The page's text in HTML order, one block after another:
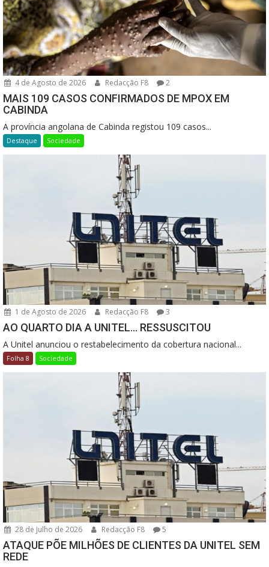
4 de Agosto de 2026 Redacção F8 2
MAIS 109 CASOS CONFIRMADOS DE MPOX EM
CABINDA
A província angolana de Cabinda registou 109 casos...
Destaque Sociedade
1 de Agosto de 2026 Redacção F8 3
AO QUARTO DIA A UNITEL… RESSUSCITOU
A Unitel anunciou o restabelecimento da cobertura nacional...
Folha 8 Sociedade
28 de Julho de 2026 Redacção F8 5
ATAQUE PÕE MILHÕES DE CLIENTES DA UNITEL SEM
REDE